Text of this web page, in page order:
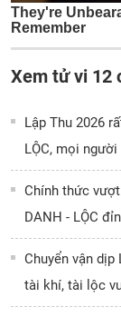
Xem tử vi 12
Lập Thu 2026
LỘC, mọi
Chính thức
DANH - LỘC
Chuyển vận
tài khí, tài lộc